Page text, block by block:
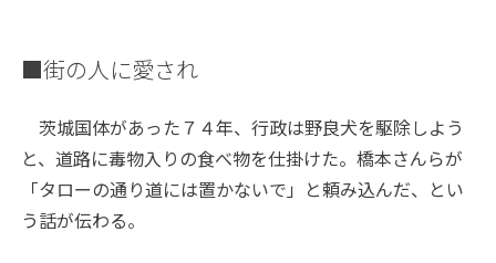
■街の人に愛され
茨城国体があった７４年、行政は野良犬を駆除しよう
と、道路に毒物入りの食べ物を仕掛けた。橋本さんらが
「タローの通り道には置かないで」と頼み込んだ、とい
う話が伝わる。